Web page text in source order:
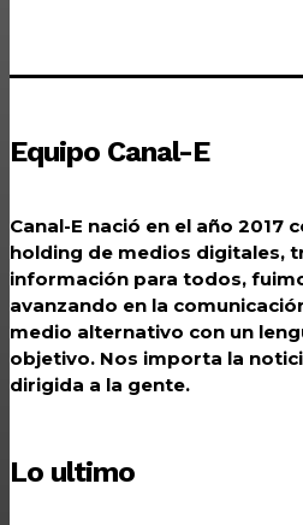
Equipo Canal-E
Canal-E nació en el año 2017
holding de medios digitales,
información para todos,
avanzando en la
medio alternativo con un
objetivo. Nos importa la
dirigida a la gente.
Lo ultimo